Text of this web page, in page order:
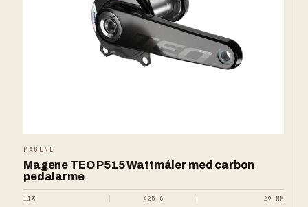
MAGENE
Magene TEO P515 Wattmåler med carbon
pedalarme
±1% 425 G 29 MM